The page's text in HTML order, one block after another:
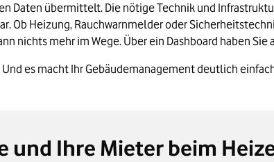
Daten übermittelt. Die nötige Technik und
Ob Heizung, Rauchwarnmelder oder
nichts mehr im Wege. Über ein Dashboard haben
Und es macht Ihr Gebäudemanagement deutlich
und Ihre Mieter beim